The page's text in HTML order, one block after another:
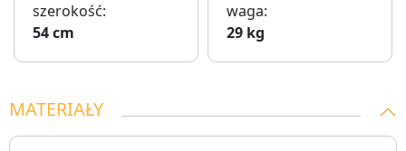
szerokość:
54 cm
waga:
29 kg
MATERIAŁY